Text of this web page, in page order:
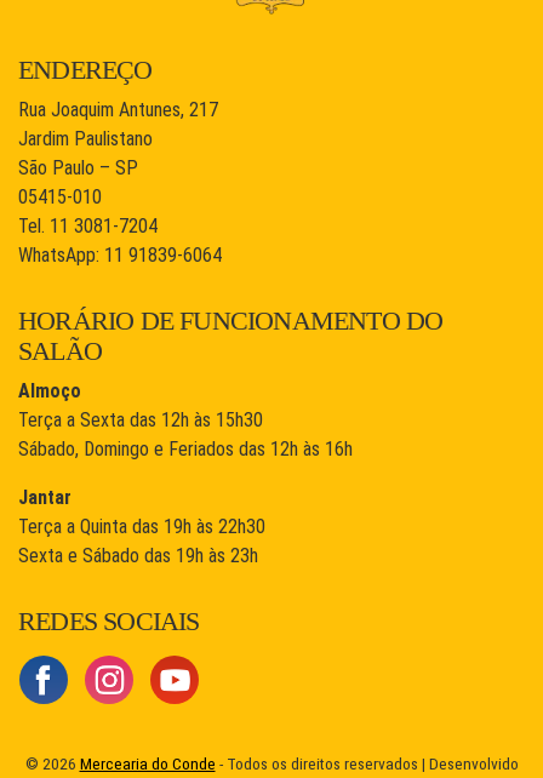
ENDEREÇO
Rua Joaquim Antunes, 217
Jardim Paulistano
São Paulo – SP
05415-010
Tel. 11 3081-7204
WhatsApp: 11 91839-6064
HORÁRIO DE FUNCIONAMENTO DO
SALÃO
Almoço
Terça a Sexta das 12h às 15h30
Sábado, Domingo e Feriados das 12h às 16h
Jantar
Terça a Quinta das 19h às 22h30
Sexta e Sábado das 19h às 23h
REDES SOCIAIS
© 2026 Mercearia do Conde - Todos os direitos reservados | Desenvolvido